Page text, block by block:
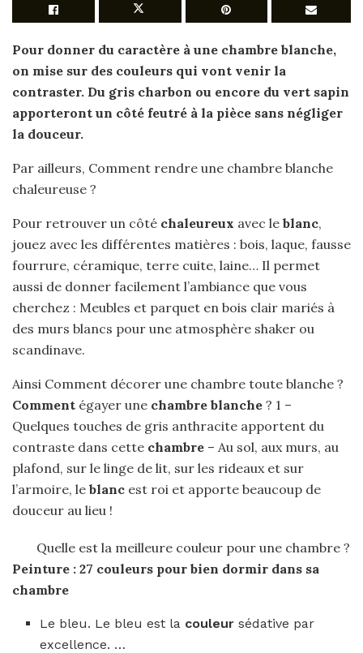
Pour donner du caractère à une chambre blanche,
on mise sur des couleurs qui vont venir la
contraster. Du gris charbon ou encore du vert sapin
apporteront un côté feutré à la pièce sans négliger
la douceur.
Par ailleurs, Comment rendre une chambre blanche
chaleureuse ?
Pour retrouver un côté chaleureux avec le blanc,
jouez avec les différentes matières : bois, laque, fausse
fourrure, céramique, terre cuite, laine… Il permet
aussi de donner facilement l’ambiance que vous
cherchez : Meubles et parquet en bois clair mariés à
des murs blancs pour une atmosphère shaker ou
scandinave.
Ainsi Comment décorer une chambre toute blanche ?
Comment égayer une chambre blanche ? 1 –
Quelques touches de gris anthracite apportent du
contraste dans cette chambre – Au sol, aux murs, au
plafond, sur le linge de lit, sur les rideaux et sur
l’armoire, le blanc est roi et apporte beaucoup de
douceur au lieu !
Quelle est la meilleure couleur pour une chambre ?
Peinture : 27 couleurs pour bien dormir dans sa
chambre
Le bleu. Le bleu est la couleursédative par
excellence. …